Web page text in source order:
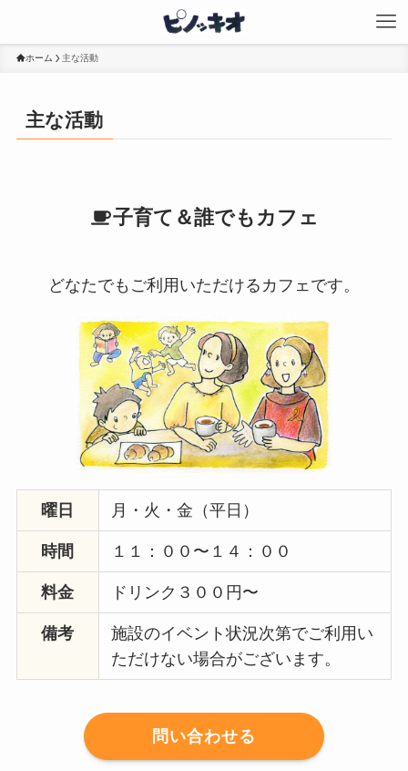
ホーム 主な活動
主な活動
子育て＆誰でもカフェ
どなたでもご利用いただけるカフェです。
曜日 月・火・金（平日）
時間 １１：００〜１４：００
料金 ドリンク３００円〜
備考
施設のイベント状況次第でご利用い
ただけない場合がございます。
問い合わせる